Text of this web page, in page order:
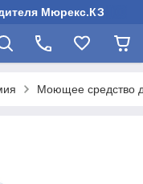
Мюрекс.КЗ
Моющее средство